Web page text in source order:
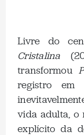
Livre do
Cristalina
transformou
registro em
vida adulta, o
explícito da